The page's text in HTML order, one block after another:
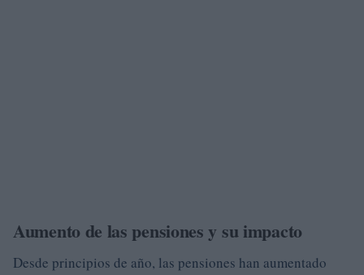
Aumento de las pensiones y su impacto
Desde principios de año, las pensiones han aumentado